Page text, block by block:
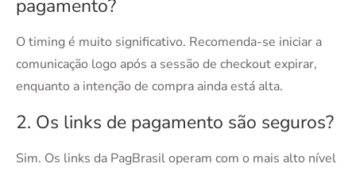
pagamento?
O timing é muito significativo. Recomenda-se iniciar a
comunicação logo após a sessão de checkout expirar,
enquanto a intenção de compra ainda está alta.
2. Os links de pagamento são seguros?
Sim. Os links da PagBrasil operam com o mais alto nível